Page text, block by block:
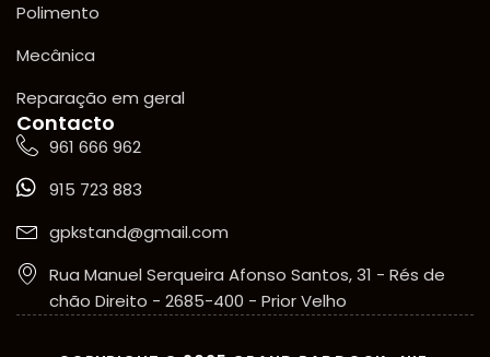
Polimento
Mecânica
Reparação em geral
Contacto
961 666 962
915 723 883
gpkstand@gmail.com
Rua Manuel Serqueira Afonso Santos, 31 - Rés de
chão Direito - 2685-400 - Prior Velho